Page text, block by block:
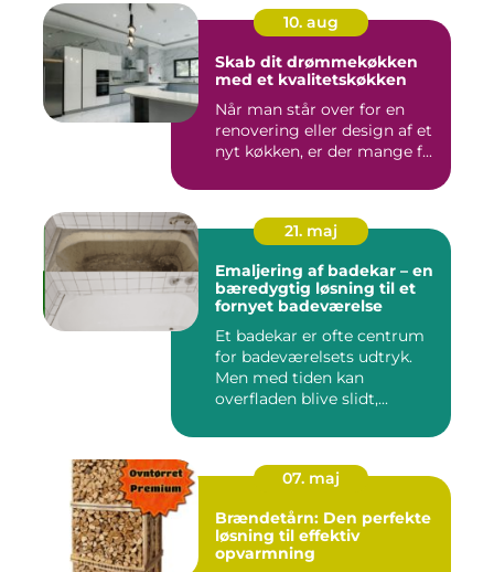
10. aug
Skab dit drømmekøkken
med et kvalitetskøkken
Når man står over for en
renovering eller design af et
nyt køkken, er der mange f...
21. maj
Emaljering af badekar – en
bæredygtig løsning til et
fornyet badeværelse
Et badekar er ofte centrum
for badeværelsets udtryk.
Men med tiden kan
overfladen blive slidt,...
07. maj
Brændetårn: Den perfekte
løsning til effektiv
opvarmning